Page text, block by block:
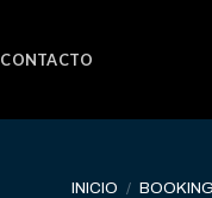
CONTACTO
INICIO / BOOKING